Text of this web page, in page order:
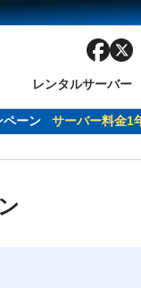
ドメイン一括検索
レンタルサーバー
バリュードメインAPI
おすすめ One レンタルサ
おすすめ One レンタルサ
ーン サーバー料金1